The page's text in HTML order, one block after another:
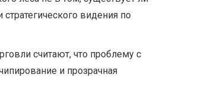
видения по
считают, что проблему с
и прозрачная